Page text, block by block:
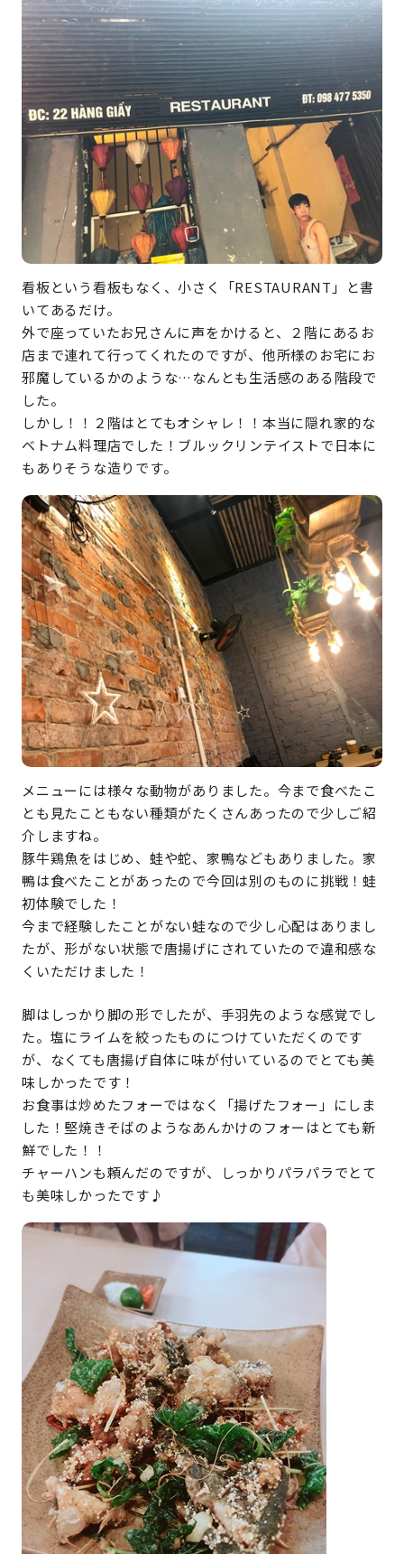
看板という看板もなく、小さく「RESTAURANT」と書
いてあるだけ。
外で座っていたお兄さんに声をかけると、２階にあるお
店まで連れて行ってくれたのですが、他所様のお宅にお
邪魔しているかのような…なんとも生活感のある階段で
した。
しかし！！２階はとてもオシャレ！！本当に隠れ家的な
ベトナム料理店でした！ブルックリンテイストで日本に
もありそうな造りです。
メニューには様々な動物がありました。今まで食べたこ
とも見たこともない種類がたくさんあったので少しご紹
介しますね。
豚牛鶏魚をはじめ、蛙や蛇、家鴨などもありました。家
鴨は食べたことがあったので今回は別のものに挑戦！蛙
初体験でした！
今まで経験したことがない蛙なので少し心配はありまし
たが、形がない状態で唐揚げにされていたので違和感な
くいただけました！
脚はしっかり脚の形でしたが、手羽先のような感覚でし
た。塩にライムを絞ったものにつけていただくのです
が、なくても唐揚げ自体に味が付いているのでとても美
味しかったです！
お食事は炒めたフォーではなく「揚げたフォー」にしま
した！堅焼きそばのようなあんかけのフォーはとても新
鮮でした！！
チャーハンも頼んだのですが、しっかりパラパラでとて
も美味しかったです♪